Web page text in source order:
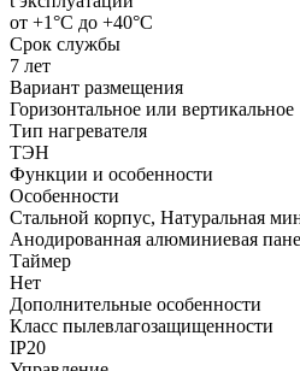
от +1°С до +40°С
Срок службы
7 лет
Вариант размещения
Горизонтальное или вертикальное
Тип нагревателя
ТЭН
Функции и особенности
Особенности
Стальной корпус, Натуральная
Анодированная алюминиевая
Таймер
Нет
Дополнительные особенности
Класс пылевлагозащищенности
IP20